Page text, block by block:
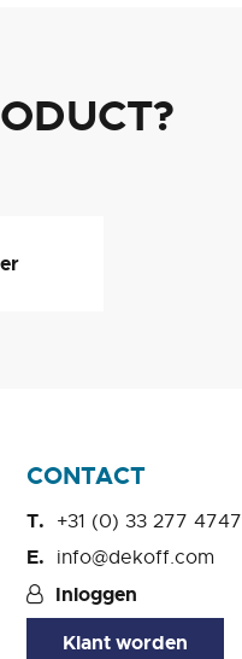
CONTACT
+31 (0) 33 277 4747
info@dekoff.com
Inloggen
Klant worden